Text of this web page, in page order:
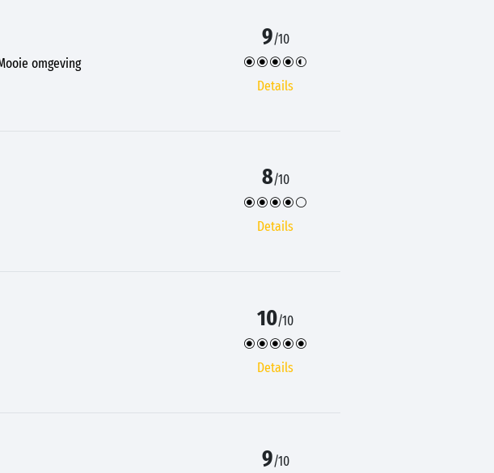
omgeving
9/10
Details
8/10
Details
10/10
Details
9/10